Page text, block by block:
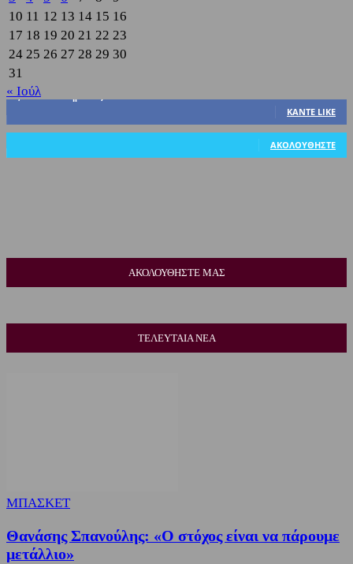
10 11 12 13 14 15 16
17 18 19 20 21 22 23
24 25 26 27 28 29 30
31
« Ιούλ
3,822
ΚΆΝΤΕ LIKE
ΑΚΟΛΟΥΘΉΣΤΕ
ΑΚΟΛΟΥΘΗΣΤΕ ΜΑΣ
ΤΕΛΕΥΤΑΙΑ ΝΕΑ
ΜΠΑΣΚΕΤ
Θανάσης Σπανούλης: «Ο στόχος είναι να πάρουμε
μετάλλιο»